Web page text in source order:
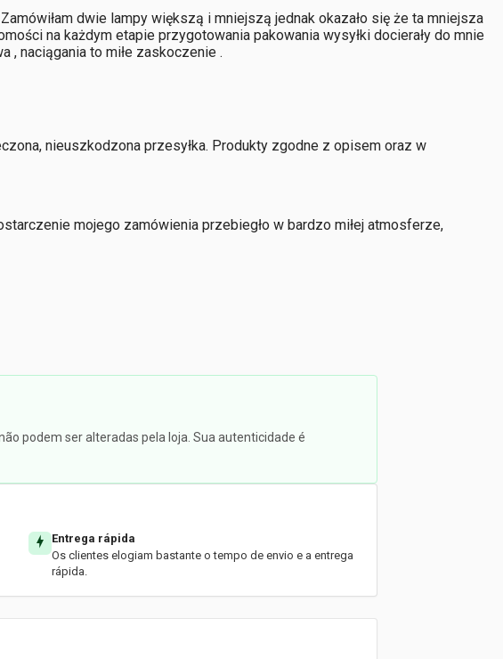
dwie lampy większą i mniejszą jednak okazało się że ta mniejsza
na każdym etapie przygotowania pakowania wysyłki docierały do mnie
, naciągania to miłe zaskoczenie .
nieuszkodzona przesyłka. Produkty zgodne z opisem oraz w
mojego zamówienia przebiegło w bardzo miłej atmosferze,
podem ser alteradas pela loja. Sua autenticidade é
Entrega rápida
Os clientes elogiam bastante o tempo de envio e a entrega
rápida.